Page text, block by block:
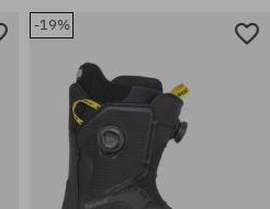
Mărimi existente:
-19%